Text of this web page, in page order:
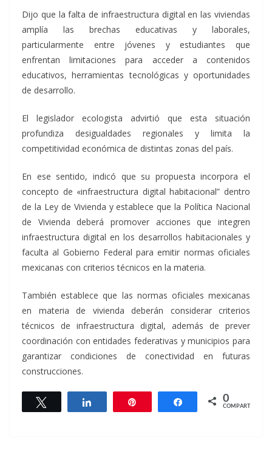
Dijo que la falta de infraestructura digital en las viviendas
amplía las brechas educativas y laborales,
particularmente entre jóvenes y estudiantes que
enfrentan limitaciones para acceder a contenidos
educativos, herramientas tecnológicas y oportunidades
de desarrollo.
El legislador ecologista advirtió que esta situación
profundiza desigualdades regionales y limita la
competitividad económica de distintas zonas del país.
En ese sentido, indicó que su propuesta incorpora el
concepto de «infraestructura digital habitacional” dentro
de la Ley de Vivienda y establece que la Política Nacional
de Vivienda deberá promover acciones que integren
infraestructura digital en los desarrollos habitacionales y
faculta al Gobierno Federal para emitir normas oficiales
mexicanas con criterios técnicos en la materia.
También establece que las normas oficiales mexicanas
en materia de vivienda deberán considerar criterios
técnicos de infraestructura digital, además de prever
coordinación con entidades federativas y municipios para
garantizar condiciones de conectividad en futuras
construcciones.
Twittear Compartir Compartir
0
COMPARTIR